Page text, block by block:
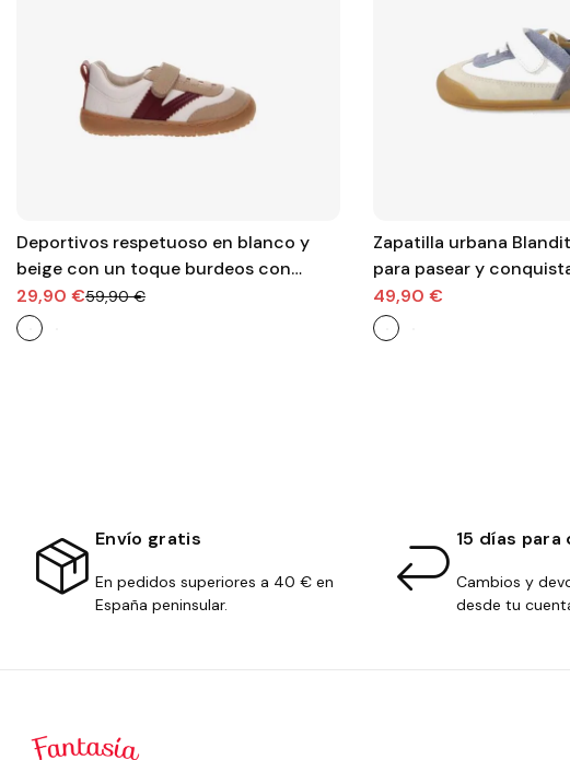
Deportivos respetuoso en blanco y
beige con un toque burdeos con
velcro y elasticos
29,90 €59,90 €
Zapatilla urbana
para pasear y
49,90 €
Envío gratis
En pedidos superiores a 40 € en
España peninsular.
15 días para
Cambios y
desde tu